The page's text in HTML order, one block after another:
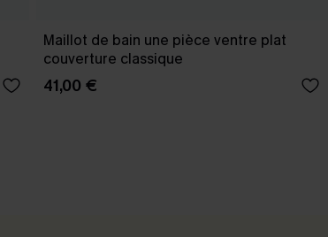
Maillot de bain une pièce ventre plat
couverture classique
41,00 €